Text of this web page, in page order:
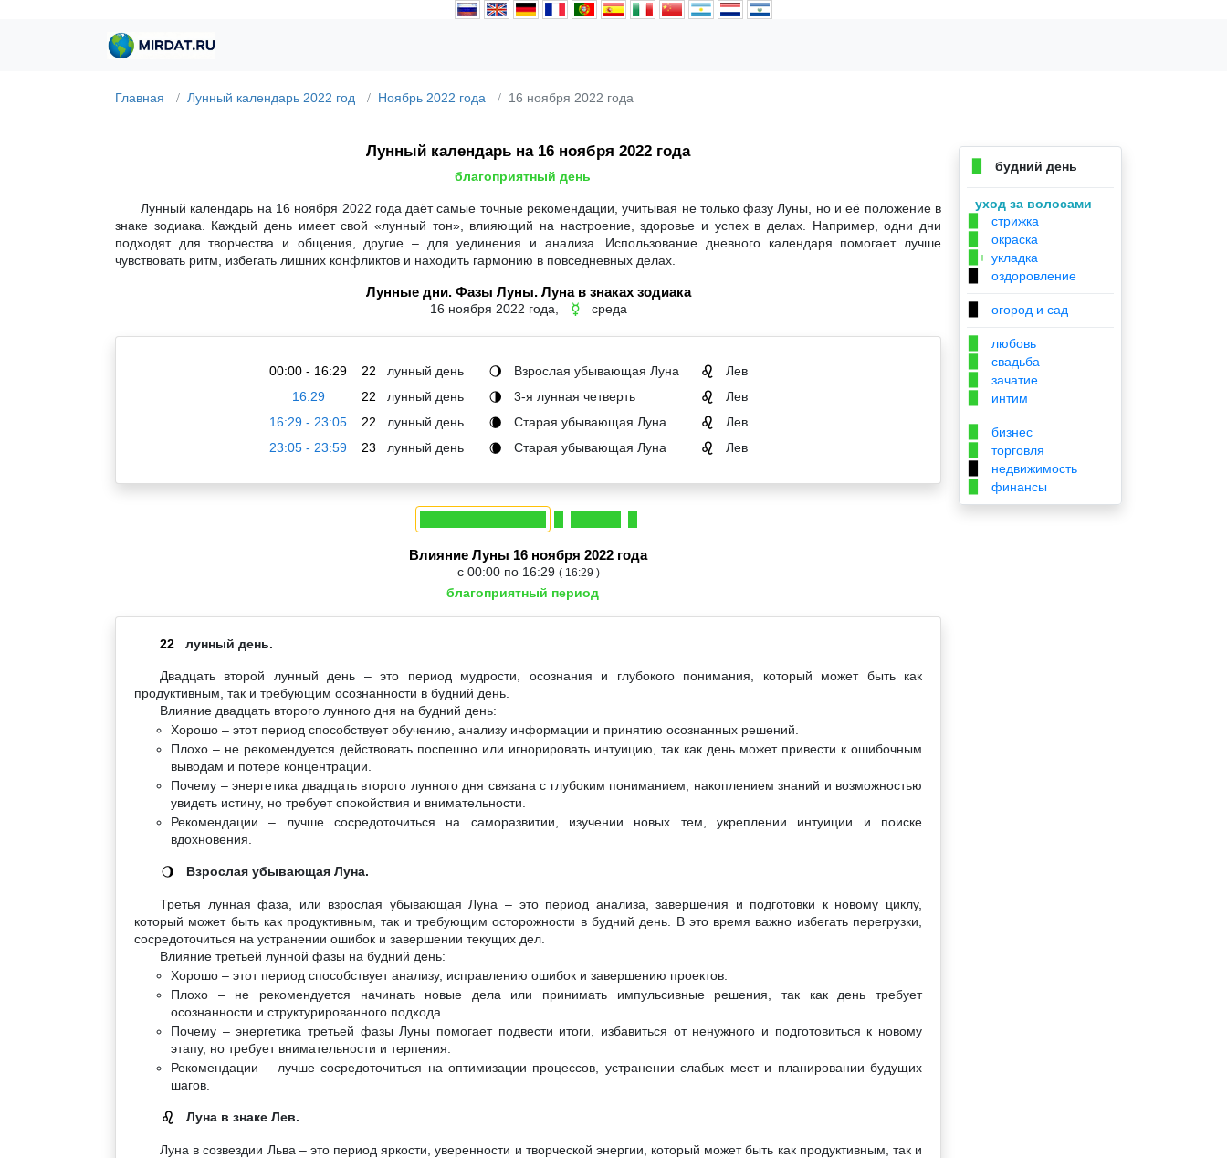
Главная Лунный календарь 2022 год Ноябрь 2022 года 16 ноября 2022 года
Лунный календарь на 16 ноября 2022 года
благоприятный день
Лунный календарь на 16 ноября 2022 года даёт самые точные рекомендации, учитывая не только фазу Луны, но и её положение в
знаке зодиака. Каждый день имеет свой «лунный тон», влияющий на настроение, здоровье и успех в делах. Например, одни дни
подходят для творчества и общения, другие – для уединения и анализа. Использование дневного календаря помогает лучше
чувствовать ритм, избегать лишних конфликтов и находить гармонию в повседневных делах.
Лунные дни. Фазы Луны. Луна в знаках зодиака
16 ноября 2022 года, ☿ среда
00:00 - 16:29 22 лунный день 🌖 Взрослая убывающая Луна ♌
Лев
16:29
22 лунный день 🌗 3-я лунная четверть ♌
Лев
16:29 - 23:05
22 лунный день 🌘 Старая убывающая Луна ♌
Лев
23:05 - 23:59
23 лунный день 🌘 Старая убывающая Луна ♌ Лев
Влияние Луны 16 ноября 2022 года
с 00:00 по 16:29 ( 16:29 )
благоприятный период
22 лунный день.
Двадцать второй лунный день – это период мудрости, осознания и глубокого понимания, который может быть как
продуктивным, так и требующим осознанности в будний день.
Влияние двадцать второго лунного дня на будний день:
Хорошо – этот период способствует обучению, анализу информации и принятию осознанных решений.
Плохо – не рекомендуется действовать поспешно или игнорировать интуицию, так как день может привести к ошибочным
выводам и потере концентрации.
Почему – энергетика двадцать второго лунного дня связана с глубоким пониманием, накоплением знаний и возможностью
увидеть истину, но требует спокойствия и внимательности.
Рекомендации – лучше сосредоточиться на саморазвитии, изучении новых тем, укреплении интуиции и поиске
вдохновения.
🌖 Взрослая убывающая Луна.
Третья лунная фаза, или взрослая убывающая Луна – это период анализа, завершения и подготовки к новому циклу,
который может быть как продуктивным, так и требующим осторожности в будний день. В это время важно избегать перегрузки,
сосредоточиться на устранении ошибок и завершении текущих дел.
Влияние третьей лунной фазы на будний день:
Хорошо – этот период способствует анализу, исправлению ошибок и завершению проектов.
Плохо – не рекомендуется начинать новые дела или принимать импульсивные решения, так как день требует
осознанности и структурированного подхода.
Почему – энергетика третьей фазы Луны помогает подвести итоги, избавиться от ненужного и подготовиться к новому
этапу, но требует внимательности и терпения.
Рекомендации – лучше сосредоточиться на оптимизации процессов, устранении слабых мест и планировании будущих
шагов.
♌ Луна в знаке Лев.
Луна в созвездии Льва – это период яркости, уверенности и творческой энергии, который может быть как продуктивным, так и
будний день
уход за волосами
стрижка
окраска
▉+ укладка
оздоровление
огород и сад
любовь
свадьба
зачатие
интим
бизнес
торговля
недвижимость
финансы